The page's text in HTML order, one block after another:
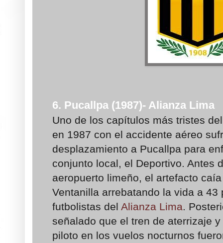
6. Pucallpa (1987)- Alianza Lima
Uno de los capítulos más tristes
en 1987 con el accidente aéreo
desplazamiento a Pucallpa para
conjunto local, el Deportivo. Antes
aeropuerto limeño, el artefacto
Ventanilla arrebatando la vida a 43
futbolistas del Alianza Lima .
señalado que el tren de aterrizaje
piloto en los vuelos nocturnos